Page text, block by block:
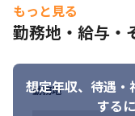
もっと見る
勤務地・給与・
想定年収、待遇・
する
勤務地